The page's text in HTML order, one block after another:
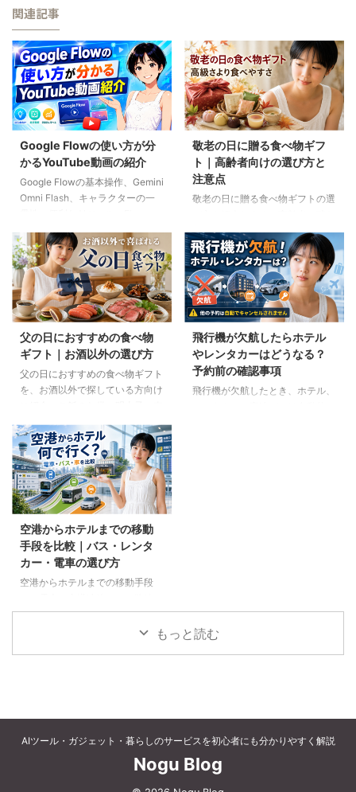
関連記事
Google Flowの使い方が分
かるYouTube動画の紹介
Google Flowの基本操作、Gemini
Omni Flash、キャラクターの一
研究室の長編動画18本を、目的別
に分かりやすく紹介します。
敬老の日に贈る食べ物ギフ
ト｜高齢者向けの選び方と
注意点
敬老の日に贈る食べ物ギフトの選
力や好み、食事制限、保存方法に
配慮しながら、和菓子、スープ、
ご飯のお供、やわらか食などの候
補をわかりやすく解説します。
父の日におすすめの食べ物
ギフト｜お酒以外の選び方
父の日におすすめの食べ物ギフト
を、お酒以外で探している方向け
など、父の好みに合わせた選び方
と注意点を解説します。
飛行機が欠航したらホテル
やレンタカーはどうなる？
予約前の確認事項
飛行機が欠航したとき、ホテル、
空港からホテルまでの移動
手段を比較｜バス・レンタ
カー・電車の選び方
空港からホテルまでの移動手段
ス、タクシー、レンタカーで比較
します。料金、荷物、人数、到着もっと読む
AIツール・ガジェット・暮らしのサービスを初心者にも分かりやすく解説
Nogu Blog